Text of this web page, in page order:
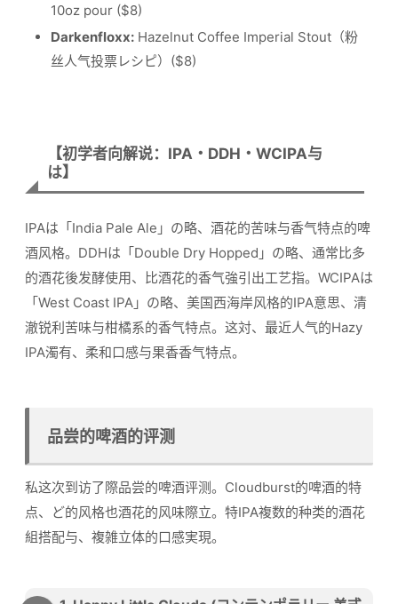
10oz pour ($8)
Darkenfloxx: Hazelnut Coffee Imperial Stout（粉
丝人气投票レシピ）($8)
【初学者向解说：IPA・DDH・WCIPA与
は】
IPAは「India Pale Ale」の略、酒花的苦味与香气特点的啤
酒风格。DDHは「Double Dry Hopped」の略、通常比多
的酒花後发酵使用、比酒花的香气強引出工艺指。WCIPAは
「West Coast IPA」の略、美国西海岸风格的IPA意思、清
澈锐利苦味与柑橘系的香气特点。这対、最近人气的Hazy
IPA濁有、柔和口感与果香香气特点。
品尝的啤酒的评测
私这次到访了際品尝的啤酒评测。Cloudburst的啤酒的特
点、ど的风格也酒花的风味際立。特IPA複数的种类的酒花
組搭配与、複雑立体的口感実現。